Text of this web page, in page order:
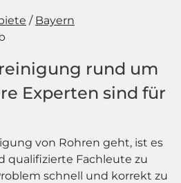
Bayern
rund um
Experten sind für
von Rohren geht, ist es
qualifizierte Fachleute zu
schnell und korrekt zu